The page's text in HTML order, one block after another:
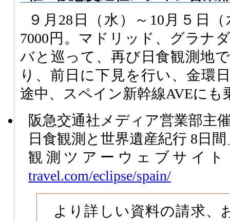
９月28日（水）～10月５日
7000円。マドリッド、グラナ
バと巡って、再び日食観測地
り、前日に下見を行い、金環
途中、スペイン新幹線AVEにも
阪急交通社メディア営業部主
日食観測と世界遺産紀行 8日間
観測ツアーウェブサイ
travel.com/eclipse/spain/
より詳しい資料の請求、